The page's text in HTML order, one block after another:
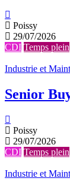
Poissy
29/07/2026
CDI Temps plein
Industrie et
Senior
Poissy
29/07/2026
CDI Temps plein
Industrie et